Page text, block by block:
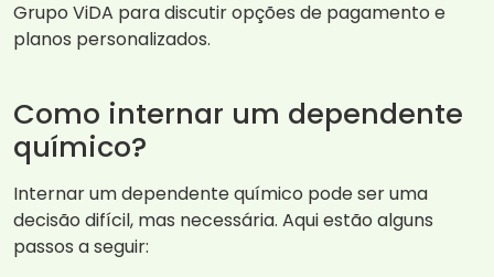
Grupo ViDA para discutir opções de pagamento e
planos personalizados.
Como internar um dependente
químico?
Internar um dependente químico pode ser uma
decisão difícil, mas necessária. Aqui estão alguns
passos a seguir: